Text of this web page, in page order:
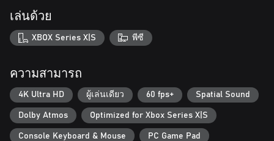
can change their outfits in the Hideout.
CHAI VERSUS THE WORLD
fuses a music player to his heart, Chai must now fight for his
platforming puzzles, enemy attacks and even the colorful gags &
banter - are synced to the beat.
OPEN UP THE MOSH PIT!
เล่นด้วย
XBOX Series X|S พีซี
ความสามารถ
4K Ultra HD ผู้เล่นเดียว 60 fps+ Spatial Sound
Dolby Atmos Optimized for Xbox Series X|S
Console Keyboard & Mouse PC Game Pad